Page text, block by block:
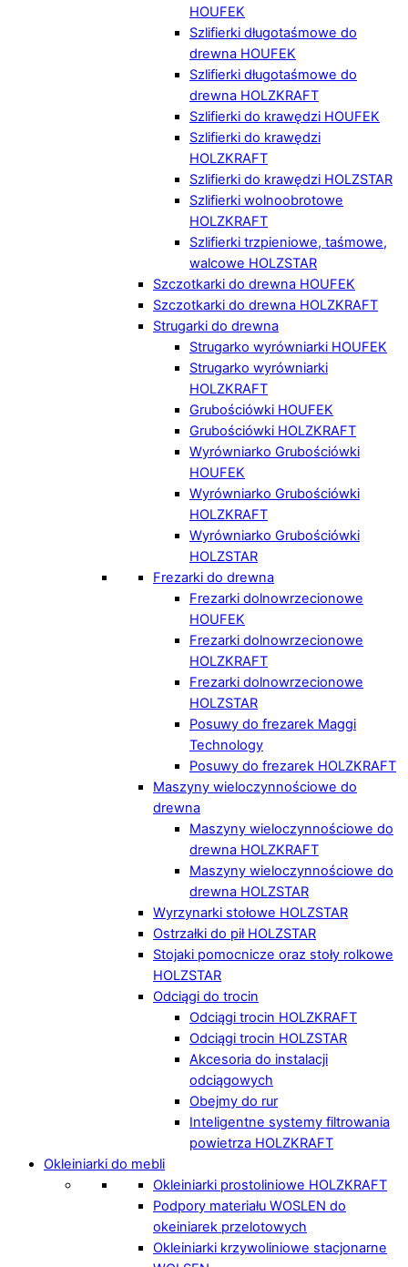
HOUFEK
Szlifierki długotaśmowe do
drewna HOUFEK
Szlifierki długotaśmowe do
drewna HOLZKRAFT
Szlifierki do krawędzi HOUFEK
Szlifierki do krawędzi
HOLZKRAFT
Szlifierki do krawędzi HOLZSTAR
Szlifierki wolnoobrotowe
HOLZKRAFT
Szlifierki trzpieniowe, taśmowe,
walcowe HOLZSTAR
Szczotkarki do drewna HOUFEK
Szczotkarki do drewna HOLZKRAFT
Strugarki do drewna
Strugarko wyrówniarki HOUFEK
Strugarko wyrówniarki
HOLZKRAFT
Grubościówki HOUFEK
Grubościówki HOLZKRAFT
Wyrówniarko Grubościówki
HOUFEK
Wyrówniarko Grubościówki
HOLZKRAFT
Wyrówniarko Grubościówki
HOLZSTAR
Frezarki do drewna
Frezarki dolnowrzecionowe
HOUFEK
Frezarki dolnowrzecionowe
HOLZKRAFT
Frezarki dolnowrzecionowe
HOLZSTAR
Posuwy do frezarek Maggi
Technology
Posuwy do frezarek HOLZKRAFT
Maszyny wieloczynnościowe do
drewna
Maszyny wieloczynnościowe do
drewna HOLZKRAFT
Maszyny wieloczynnościowe do
drewna HOLZSTAR
Wyrzynarki stołowe HOLZSTAR
Ostrzałki do pił HOLZSTAR
Stojaki pomocnicze oraz stoły rolkowe
HOLZSTAR
Odciągi do trocin
Odciągi trocin HOLZKRAFT
Odciągi trocin HOLZSTAR
Akcesoria do instalacji
odciągowych
Obejmy do rur
Inteligentne systemy filtrowania
powietrza HOLZKRAFT
Okleiniarki do mebli
Okleiniarki prostoliniowe HOLZKRAFT
Podpory materiału WOSLEN do
okeiniarek przelotowych
Okleiniarki krzywoliniowe stacjonarne